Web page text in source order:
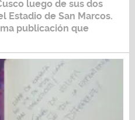
luego de sus dos
Estadio de San Marcos.
publicación que